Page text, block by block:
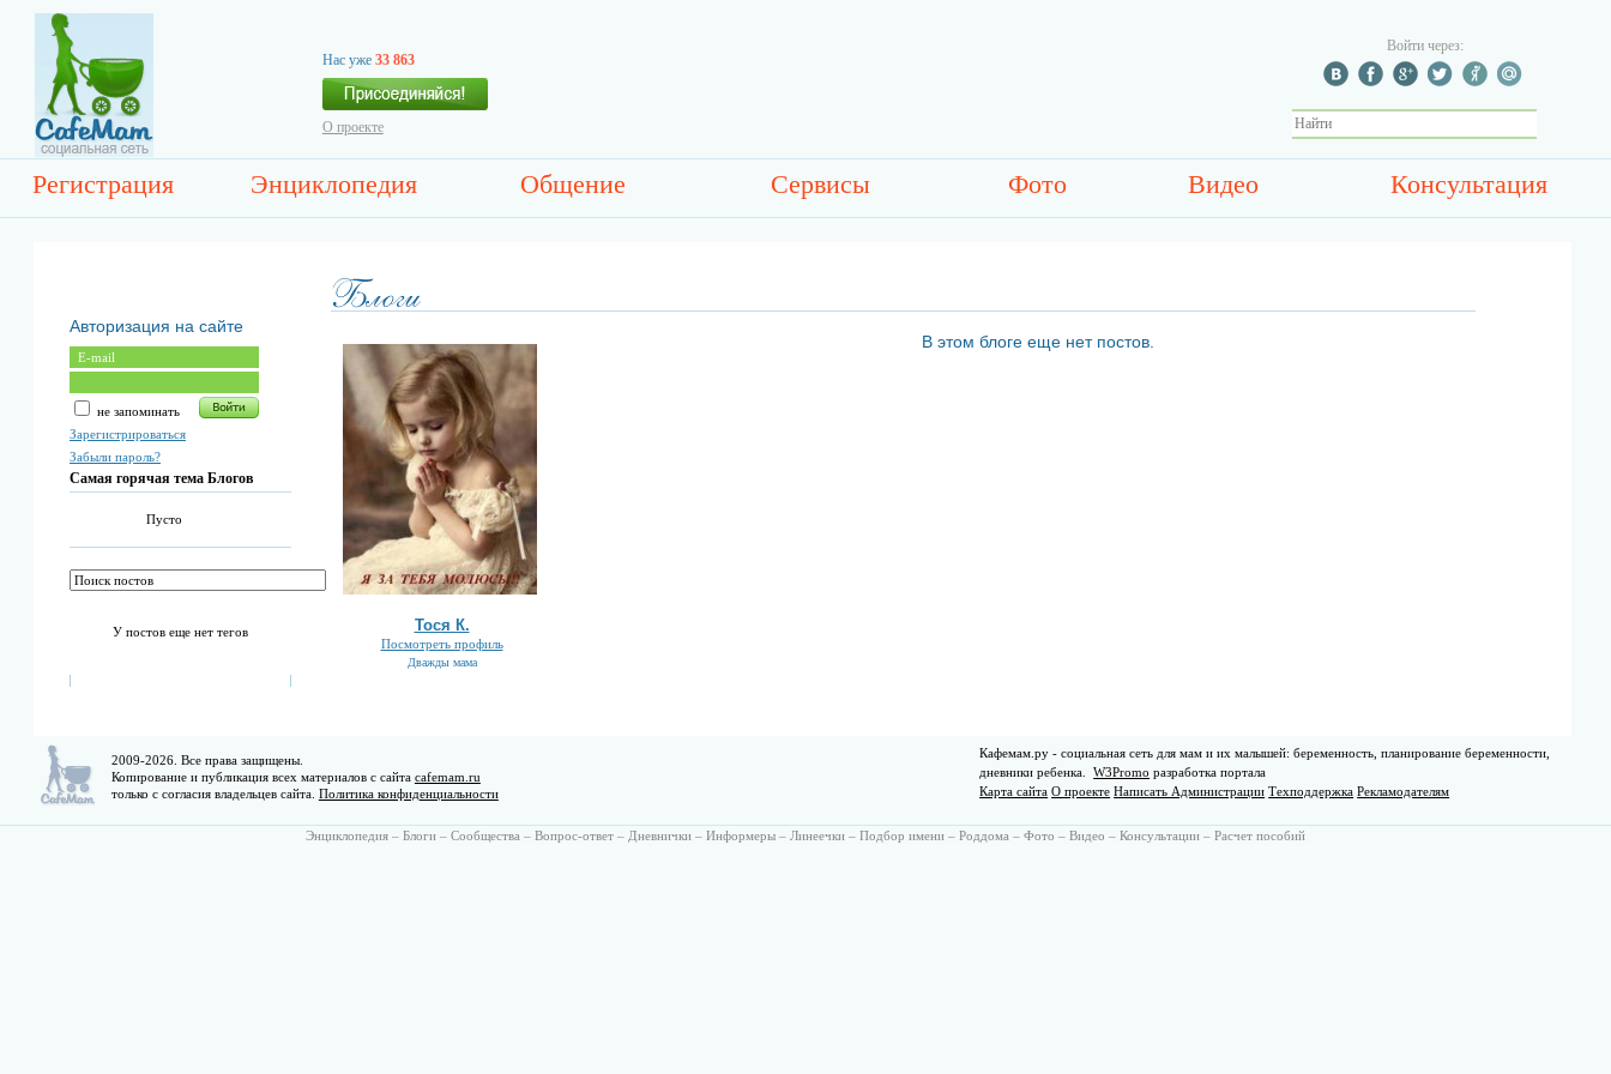
Нас уже 33 863
О проекте
Войти через:
Регистрация Энциклопедия Общение Сервисы Фото Видео Консультация
Авторизация на сайте
не запоминать
Зарегистрироваться
Забыли пароль?
Самая горячая тема Блогов
Пусто
У постов еще нет тегов Тоcя К.
Посмотреть профиль
Дважды мама
В этом блоге еще нет постов.
2009-2026. Все права защищены.
Копирование и публикация всех материалов с сайта cafemam.ru
только с согласия владельцев сайта. Политика конфиденциальности
Кафемам.ру - социальная сеть для мам и их малышей: беременность, планирование беременности,
дневники ребенка.W3Promo разработка портала
Карта сайта О проекте Написать Администрации Техподдержка Рекламодателям
Энциклопедия – Блоги – Сообщества – Вопрос-ответ – Дневнички – Информеры – Линеечки – Подбор имени – Роддома – Фото – Видео – Консультации – Расчет пособий